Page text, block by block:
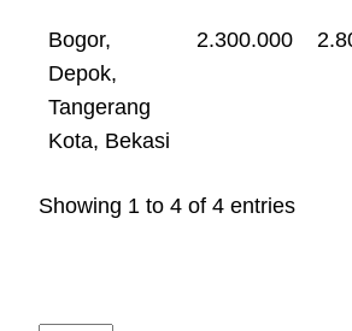
Bogor,
Depok,
Tangerang
Kota, Bekasi
2.300.000
Showing 1 to 4 of 4 entries